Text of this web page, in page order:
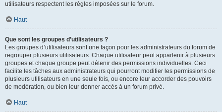
utilisateurs respectent les règles imposées sur le forum.
Haut
Que sont les groupes d’utilisateurs ?
Les groupes d’utilisateurs sont une façon pour les administrateurs du forum de
regrouper plusieurs utilisateurs. Chaque utilisateur peut appartenir à plusieurs
groupes et chaque groupe peut détenir des permissions individuelles. Ceci
facilite les tâches aux administrateurs qui pourront modifier les permissions de
plusieurs utilisateurs en une seule fois, ou encore leur accorder des pouvoirs
de modération, ou bien leur donner accès à un forum privé.
Haut